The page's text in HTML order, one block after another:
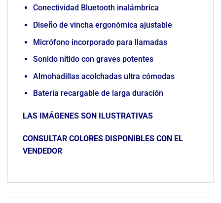
Conectividad Bluetooth inalámbrica
Diseño de vincha ergonómica ajustable
Micrófono incorporado para llamadas
Sonido nítido con graves potentes
Almohadillas acolchadas ultra cómodas
Batería recargable de larga duración
LAS IMÁGENES SON ILUSTRATIVAS
CONSULTAR COLORES DISPONIBLES CON EL
VENDEDOR